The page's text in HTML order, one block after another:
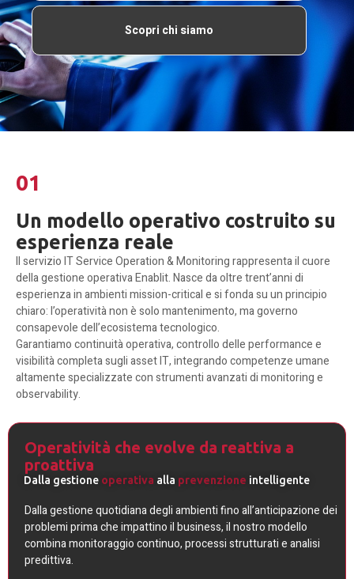
Scopri chi siamo
01
Un modello operativo costruito su
esperienza reale
Il servizio IT Service Operation & Monitoring rappresenta il cuore
della gestione operativa Enablit. Nasce da oltre trent’anni di
esperienza in ambienti mission-critical e si fonda su un principio
chiaro: l’operatività non è solo mantenimento, ma governo
consapevole dell’ecosistema tecnologico.
Garantiamo continuità operativa, controllo delle performance e
visibilità completa sugli asset IT, integrando competenze umane
altamente specializzate con strumenti avanzati di monitoring e
observability.
Operatività che evolve da reattiva a
proattiva
Dalla gestione operativa alla prevenzione intelligente
Dalla gestione quotidiana degli ambienti fino all’anticipazione dei
problemi prima che impattino il business, il nostro modello
combina monitoraggio continuo, processi strutturati e analisi
predittiva.